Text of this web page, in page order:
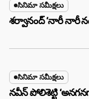
సినిమా సమీక్షలు
శర్వానంద్ ‘నారీ నారీ
సినిమా సమీక్షలు
నవీన్ పోలిశెట్టి